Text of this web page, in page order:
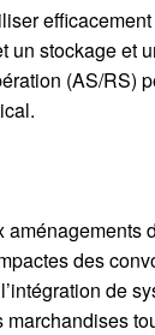
un stockage et
(AS/RS)
des
de